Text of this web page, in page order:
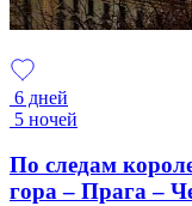
6 дней
5 ночей
По следам
гора – Прага –